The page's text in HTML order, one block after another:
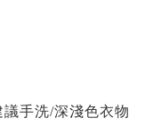
手洗/深淺色衣物